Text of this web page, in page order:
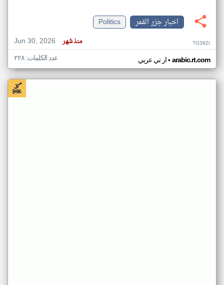
اخبار جزر القمر
Politics
Jun 30, 2026
منذ شهر TG39ZI
ار تي عربي• arabic.rt.com عدد الكلمات: ٢٢٨